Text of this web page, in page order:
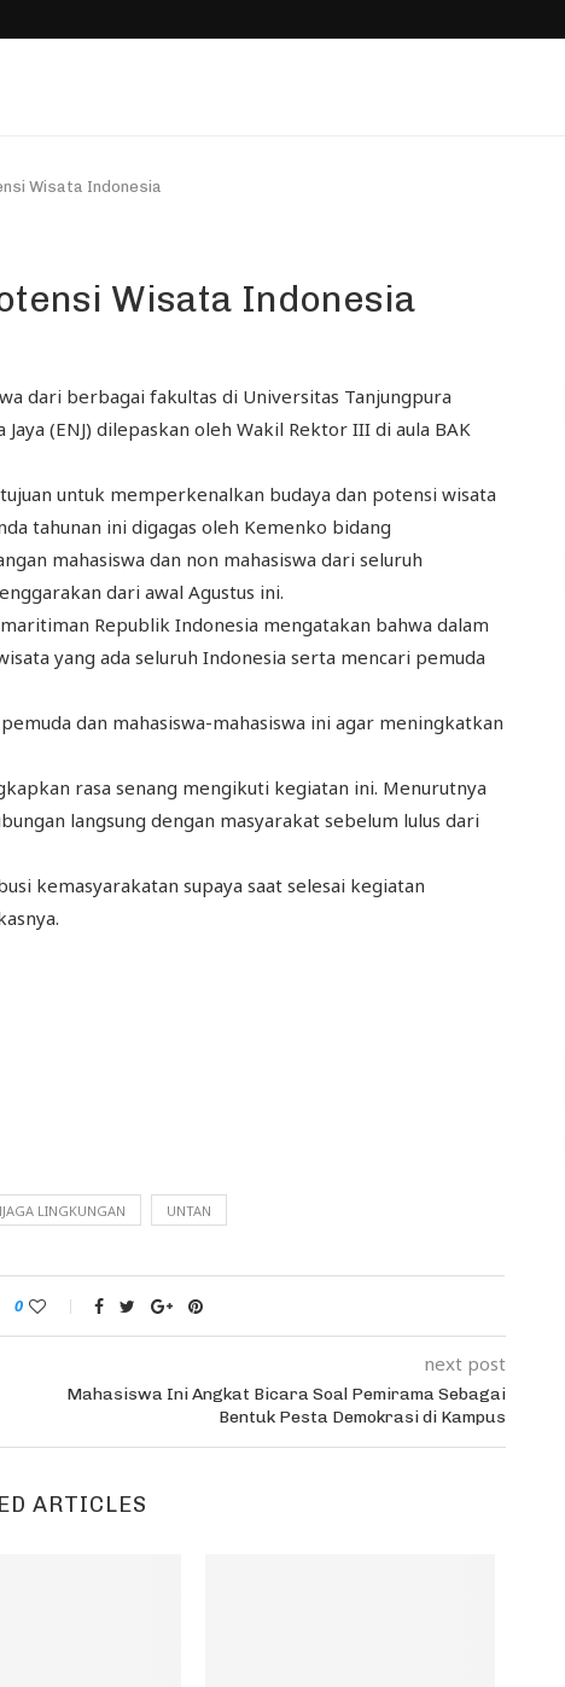
Wisata Indonesia
Wisata Indonesia
dari berbagai fakultas di Universitas Tanjungpura
(ENJ) dilepaskan oleh Wakil Rektor III di aula BAK
untuk memperkenalkan budaya dan potensi wisata
tahunan ini digagas oleh Kemenko bidang
mahasiswa dan non mahasiswa dari seluruh
dari awal Agustus ini.
Republik Indonesia mengatakan bahwa dalam
yang ada seluruh Indonesia serta mencari pemuda
dan mahasiswa-mahasiswa ini agar meningkatkan
rasa senang mengikuti kegiatan ini. Menurutnya
langsung dengan masyarakat sebelum lulus dari
kemasyarakatan supaya saat selesai kegiatan
LINGKUNGAN UNTAN
0
next post
Mahasiswa Ini Angkat Bicara Soal Pemirama Sebagai
Bentuk Pesta Demokrasi di Kampus
ARTICLES